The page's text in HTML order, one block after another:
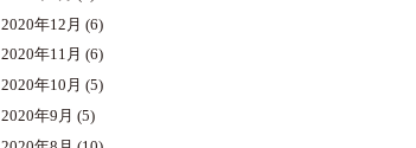
2020年12月 (6)
2020年11月 (6)
2020年10月 (5)
2020年9月 (5)